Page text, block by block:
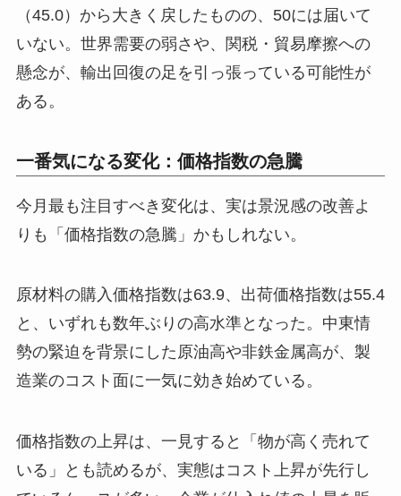
（45.0）から大きく戻したものの、50には届いて
いない。世界需要の弱さや、関税・貿易摩擦への
懸念が、輸出回復の足を引っ張っている可能性が
ある。
一番気になる変化：価格指数の急騰
今月最も注目すべき変化は、実は景況感の改善よ
りも「価格指数の急騰」かもしれない。
原材料の購入価格指数は63.9、出荷価格指数は55.4
と、いずれも数年ぶりの高水準となった。中東情
勢の緊迫を背景にした原油高や非鉄金属高が、製
造業のコスト面に一気に効き始めている。
価格指数の上昇は、一見すると「物が高く売れて
いる」とも読めるが、実態はコスト上昇が先行し